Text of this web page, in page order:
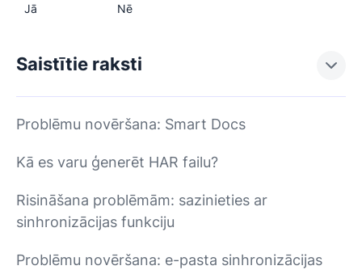
Jā Nē
Saistītie raksti
Problēmu novēršana: Smart Docs
Kā es varu ģenerēt HAR failu?
Risināšana problēmām: sazinieties ar
sinhronizācijas funkciju
Problēmu novēršana: e-pasta sinhronizācijas